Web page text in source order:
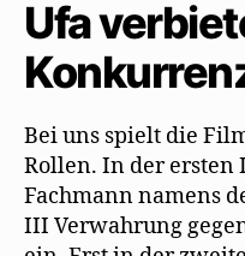
Ufa
Bei uns spielt die
Rollen. In der ersten
Fachmann namens
III Verwahrung